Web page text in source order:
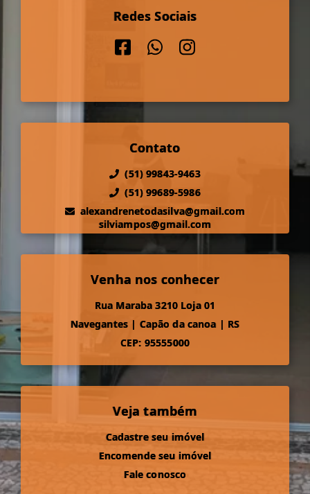
Redes Sociais
Contato
(51) 99843-9463
(51) 99689-5986
alexandrenetodasilva@gmail.com
silviampos@gmail.com
Venha nos conhecer
Rua Maraba 3210 Loja 01
Navegantes | Capão da canoa | RS
CEP: 95555000
Veja também
Cadastre seu imóvel
Encomende seu imóvel
Fale conosco